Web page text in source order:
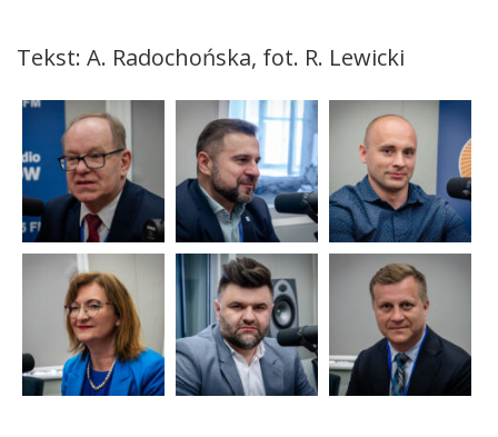
Tekst: A. Radochońska, fot. R. Lewicki